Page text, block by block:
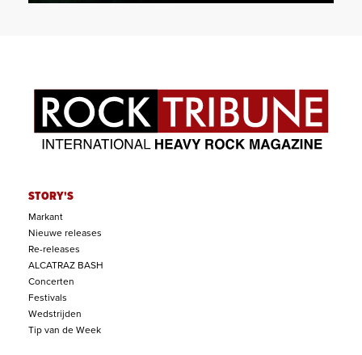
STORY'S
Markant
Nieuwe releases
Re-releases
ALCATRAZ BASH
Concerten
Festivals
Wedstrijden
Tip van de Week